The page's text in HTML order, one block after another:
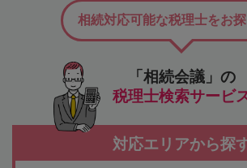
「相続会議」の
税理士検索サービ
相続対応可能な税理士をお
対応エリアから探